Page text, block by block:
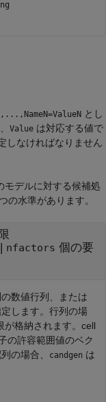
とし
Value は対応する値で
しなければなりません
モデルに対する候補処
の水準があります。
| nfactors 個の要
数値行列、または
します。行列の場
が格納されます。cell
の許容範囲値のベク
の場合、 candgen は